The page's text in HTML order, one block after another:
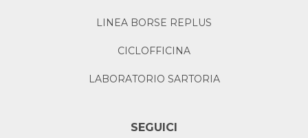
LINEA BORSE REPLUS
CICLOFFICINA
LABORATORIO SARTORIA
SEGUICI